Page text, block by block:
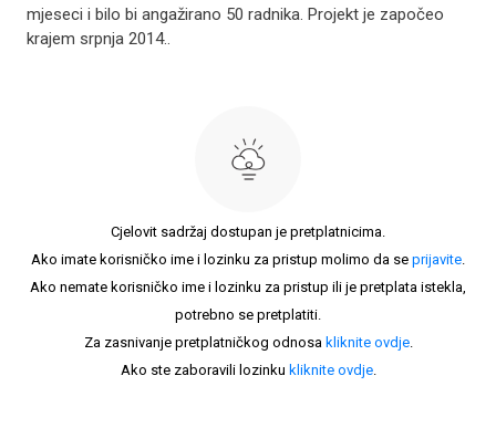
mjeseci i bilo bi angažirano 50 radnika. Projekt je započeo
krajem srpnja 2014..
Cjelovit sadržaj dostupan je pretplatnicima.
Ako imate korisničko ime i lozinku za pristup molimo da se prijavite.
Ako nemate korisničko ime i lozinku za pristup ili je pretplata istekla,
potrebno se pretplatiti.
Za zasnivanje pretplatničkog odnosa kliknite ovdje.
Ako ste zaboravili lozinku kliknite ovdje.